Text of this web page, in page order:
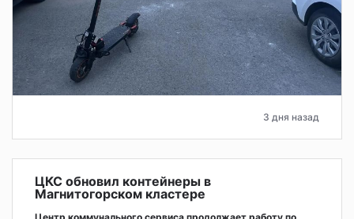
3 дня назад
ЦКС обновил контейнеры в
Магнитогорском кластере